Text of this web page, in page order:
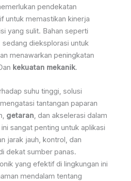
pendekatan
untuk memastikan kinerja
yang sulit. Bahan seperti
sedang dieksplorasi untuk
menawarkan peningkatan
kekuatan mekanik.
suhu tinggi, solusi
tantangan paparan
getaran, dan akselerasi dalam
sangat penting untuk aplikasi
jarak jauh, kontrol, dan
dekat sumber panas.
yang efektif di lingkungan ini
mendalam tentang